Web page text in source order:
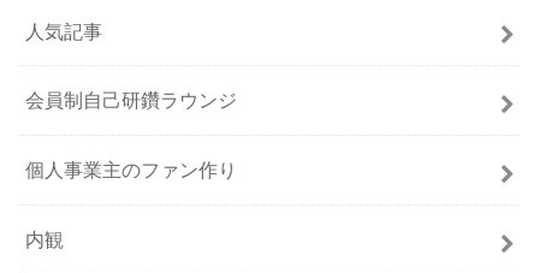
人気記事
会員制自己研鑽ラウンジ
個人事業主のファン作り
内観